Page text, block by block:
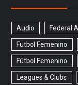
Audio Federal A
Futbol Femenino
Fútbol Femenino
Leagues & Clubs